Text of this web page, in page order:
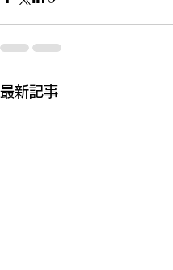
最新記事